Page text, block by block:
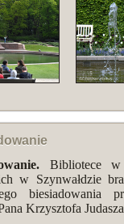
Bibliotece w
w Szynwałdzie
biesiadowania
Krzysztofa